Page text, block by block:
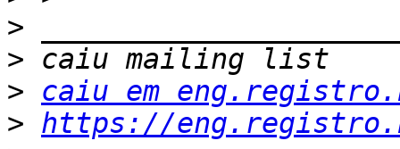
>
>
>
caiu em
> https://